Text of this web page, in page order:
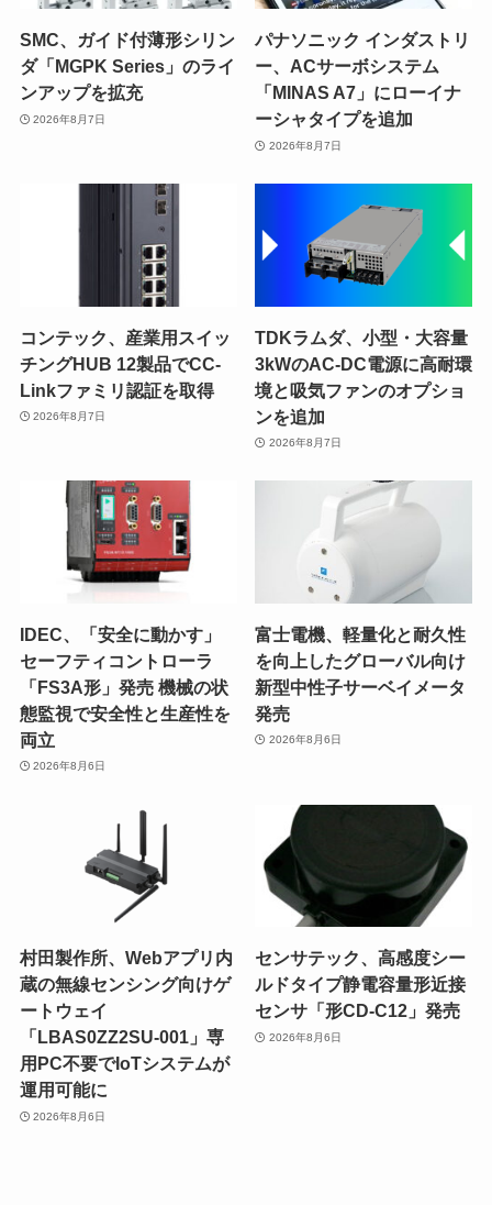
SMC、ガイド付薄形シリン
ダ「MGPK Series」のライ
ンアップを拡充
2026年8月7日
パナソニック インダストリ
ー、ACサーボシステム
「MINAS A7」にローイナ
ーシャタイプを追加
2026年8月7日
コンテック、産業用スイッ
チングHUB 12製品でCC-
Linkファミリ認証を取得
2026年8月7日
TDKラムダ、小型・大容量
3kWのAC-DC電源に高耐環
境と吸気ファンのオプショ
ンを追加
2026年8月7日
IDEC、「安全に動かす」
セーフティコントローラ
「FS3A形」発売 機械の状
態監視で安全性と生産性を
両立
2026年8月6日
富士電機、軽量化と耐久性
を向上したグローバル向け
新型中性子サーベイメータ
発売
2026年8月6日
村田製作所、Webアプリ内
蔵の無線センシング向けゲ
ートウェイ
「LBAS0ZZ2SU-001」専
用PC不要でIoTシステムが
運用可能に
2026年8月6日
センサテック、高感度シー
ルドタイプ静電容量形近接
センサ「形CD-C12」発売
2026年8月6日